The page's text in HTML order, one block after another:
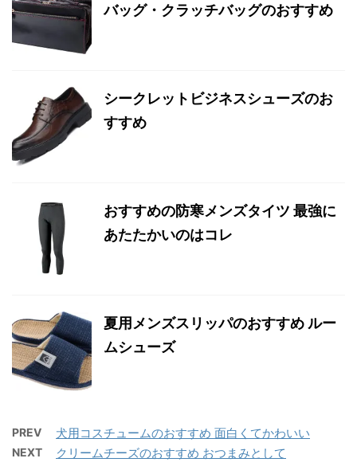
バッグ・クラッチバッグのおすすめ
シークレットビジネスシューズのお
すすめ
おすすめの防寒メンズタイツ 最強に
あたたかいのはコレ
夏用メンズスリッパのおすすめ ルー
ムシューズ
PREV 犬用コスチュームのおすすめ 面白くてかわいい
NEXT クリームチーズのおすすめ おつまみとして